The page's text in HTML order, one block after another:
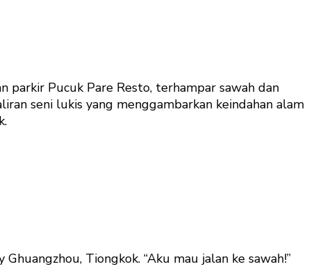
parkir Pucuk Pare Resto, terhampar sawah dan
seni lukis yang menggambarkan keindahan alam
Tiongkok. “Aku mau jalan ke sawah!”